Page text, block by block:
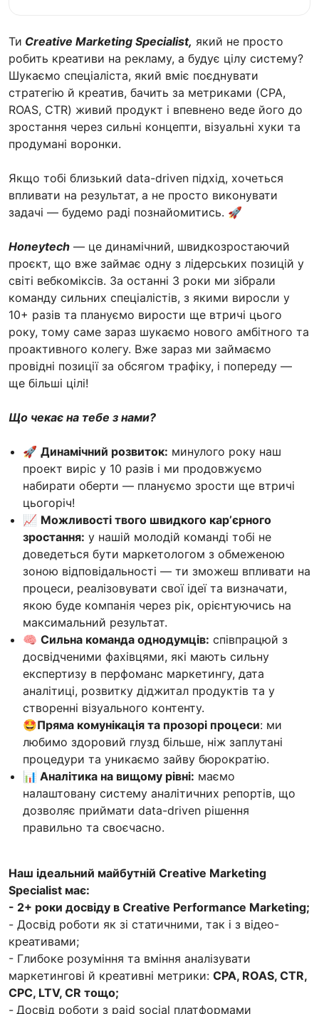
Ти Creative Marketing Specialist, який не просто
робить креативи на рекламу, а будує цілу систему?
Шукаємо спеціаліста, який вміє поєднувати
стратегію й креатив, бачить за метриками (CPA,
ROAS, CTR) живий продукт і впевнено веде його до
зростання через сильні концепти, візуальні хуки та
продумані воронки.
Якщо тобі близький data-driven підхід, хочеться
впливати на результат, а не просто виконувати
задачі — будемо раді познайомитись. 🚀
Honeytech — це динамічний, швидкозростаючий
проєкт, що вже займає одну з лідерських позицій у
світі вебкоміксів. За останні 3 роки ми зібрали
команду сильних спеціалістів, з якими виросли у
10+ разів та плануємо вирости ще втричі цього
року, тому саме зараз шукаємо нового амбітного та
проактивного колегу. Вже зараз ми займаємо
провідні позиції за обсягом трафіку, і попереду —
ще більші цілі!
Що чекає на тебе з нами?
🚀 Динамічний розвиток: минулого року наш
проект виріс у 10 разів і ми продовжуємо
набирати оберти — плануємо зрости ще втричі
цьогоріч!
📈 Можливості твого швидкого карʼєрного
зростання: у нашій молодій команді тобі не
доведеться бути маркетологом з обмеженою
зоною відповідальності — ти зможеш впливати на
процеси, реалізовувати свої ідеї та визначати,
якою буде компанія через рік, орієнтуючись на
максимальний результат.
🧠 Сильна команда однодумців: співпрацюй з
досвідченими фахівцями, які мають сильну
експертизу в перфоманс маркетингу, дата
аналітиці, розвитку діджитал продуктів та у
створенні візуального контенту.
🤩Пряма комунікація та прозорі процеси: ми
любимо здоровий глузд більше, ніж заплутані
процедури та уникаємо зайву бюрократію.
📊 Аналітика на вищому рівні: маємо
налаштовану систему аналітичних репортів, що
дозволяє приймати data-driven рішення
правильно та своєчасно.
Наш ідеальний майбутній Creative Marketing
Specialist має:
- 2+ роки досвіду в Creative Performance Marketing;
- Досвід роботи як зі статичними, так і з відео-
креативами;
- Глибоке розуміння та вміння аналізувати
маркетингові й креативні метрики: CPA, ROAS, CTR,
CPC, LTV, CR тощо;
- Досвід роботи з paid social платформами